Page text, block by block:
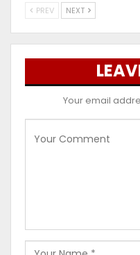
PREV NEXT
Your email